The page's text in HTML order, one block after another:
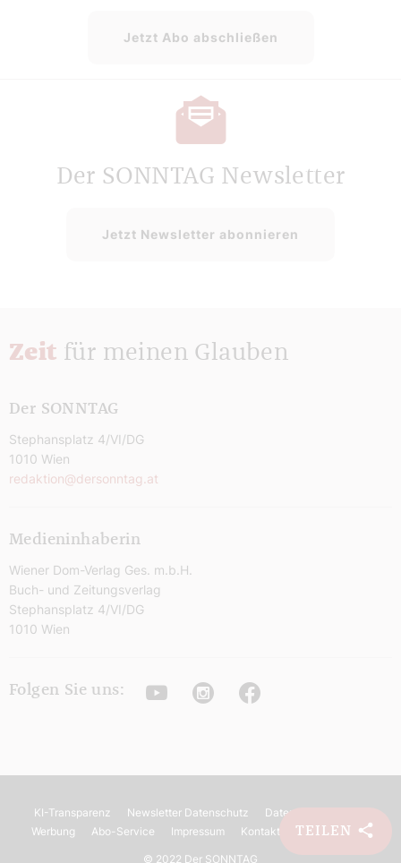
TEILEN
Jetzt Abo abschließen
Der SONNTAG Newsletter
Jetzt Newsletter abonnieren
Zeit für meinen Glauben
Der SONNTAG
Stephansplatz 4/VI/DG
1010 Wien
redaktion@dersonntag.at
Medieninhaberin
Wiener Dom-Verlag Ges. m.b.H.
Buch- und Zeitungsverlag
Stephansplatz 4/VI/DG
1010 Wien
Folgen Sie uns: YoutubeInstagramFacebook
KI-Transparenz Newsletter Datenschutz Datenschutz
Werbung
Abo-Service Impressum Kontakt Barrierefreiheit
© 2022 Der SONNTAG